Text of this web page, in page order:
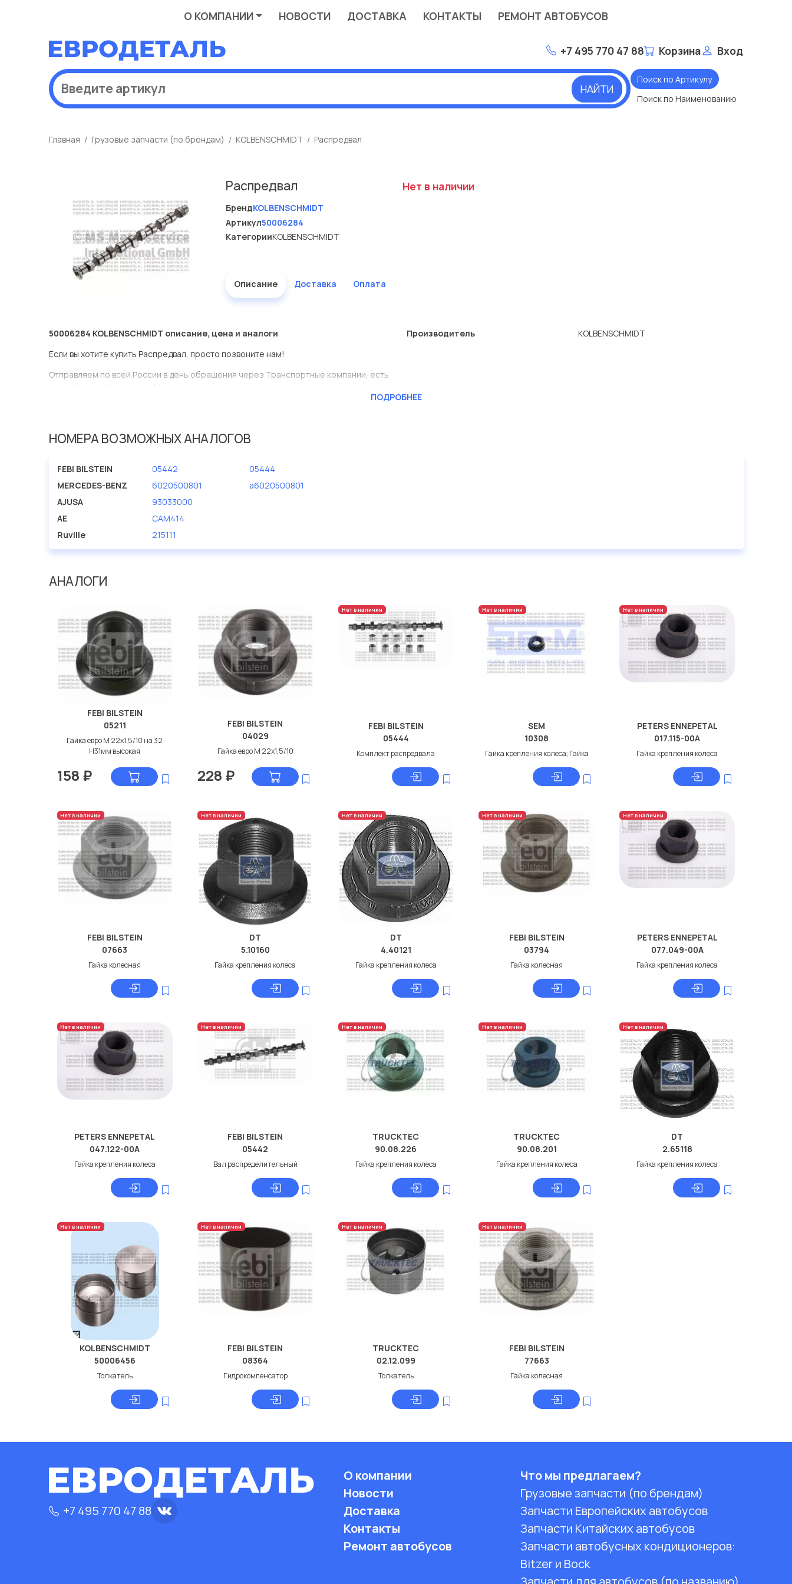
О КОМПАНИИ НОВОСТИ ДОСТАВКА КОНТАКТЫ РЕМОНТ АВТОБУСОВ
+7 495 770 47 88 Корзина Вход
НАЙТИ
Поиск по Артикулу
Поиск по Наименованию
Главная Грузовые запчасти (по брендам) KOLBENSCHMIDT Распредвал
Распредвал
БрендKOLBENSCHMIDT
Артикул50006284
КатегорииKOLBENSCHMIDT
Нет в наличии
Описание Доставка Оплата
50006284 KOLBENSCHMIDT описание, цена и аналоги
Если вы хотите купить Распредвал, просто позвоните нам!
Отправляем по всей России в день обращения через Транспортные компании, есть
Мы продаем сертифицированные колодки тормозные дисковые с гарантией от
производителя KOLBENSCHMIDT.
Производитель KOLBENSCHMIDT
ПОДРОБНЕЕ
НОМЕРА ВОЗМОЖНЫХ АНАЛОГОВ
FEBI BILSTEIN 05442
05444
MERCEDES-BENZ
6020500801
a6020500801
AJUSA
93033000
AE
CAM414
Ruville
215111
АНАЛОГИ
FEBI BILSTEIN
05211
Гайка евро М 22x1,5/10 на 32
Н31мм высокая
158 ₽
FEBI BILSTEIN
04029
Гайка евро М 22x1,5/10
228 ₽
Нет в наличии
FEBI BILSTEIN
05444
Комплект распредвала
Нет в наличии
SEM
10308
Гайка крепления колеса; Гайка
Нет в наличии
PETERS ENNEPETAL
017.115-00A
Гайка крепления колеса
Нет в наличии
FEBI BILSTEIN
07663
Гайка колесная
Нет в наличии
DT
5.10160
Гайка крепления колеса
Нет в наличии
DT
4.40121
Гайка крепления колеса
Нет в наличии
FEBI BILSTEIN
03794
Гайка колесная
Нет в наличии
PETERS ENNEPETAL
077.049-00A
Гайка крепления колеса
Нет в наличии
PETERS ENNEPETAL
047.122-00A
Гайка крепления колеса
Нет в наличии
FEBI BILSTEIN
05442
Вал распределительный
Нет в наличии
TRUCKTEC
90.08.226
Гайка крепления колеса
Нет в наличии
TRUCKTEC
90.08.201
Гайка крепления колеса
Нет в наличии
DT
2.65118
Гайка крепления колеса
Нет в наличии
KOLBENSCHMIDT
50006456
Толкатель
Нет в наличии
FEBI BILSTEIN
08364
Гидрокомпенсатор
Нет в наличии
TRUCKTEC
02.12.099
Толкатель
Нет в наличии
FEBI BILSTEIN
77663
Гайка колесная
+7 495 770 47 88
О компании
Новости
Доставка
Контакты
Ремонт автобусов
Что мы предлагаем?
Грузовые запчасти (по брендам)
Запчасти Европейских автобусов
Запчасти Китайских автобусов
Запчасти автобусных кондиционеров:
Bitzer и Bock